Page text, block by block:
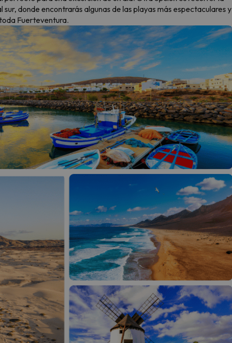
sur, donde encontrarás algunas de las playas más espectaculares y
Fuerteventura.